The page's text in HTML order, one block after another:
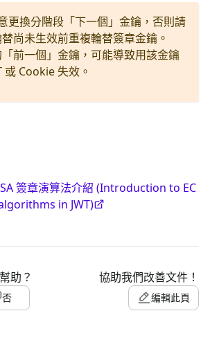
更換分階段「下一個」金鑰，否則請
尚未生效前重複輪替簽章金鑰。
前一個」金鑰，可能導致用該金鑰
或 Cookie 失效。
簽章演算法介紹 (Introduction to EC
in JWT)
助？
否
協助我們改善文件！
編輯此頁